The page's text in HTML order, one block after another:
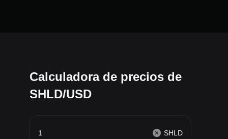
Calculadora de precios de
SHLD/USD
SHLD